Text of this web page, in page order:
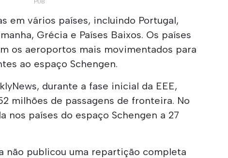
em vários países, incluindo Portugal,
Grécia e Países Baixos. Os países
os aeroportos mais movimentados para
ao espaço Schengen.
durante a fase inicial da EEE,
milhões de passagens de fronteira. No
nos países do espaço Schengen a 27
não publicou uma repartição completa